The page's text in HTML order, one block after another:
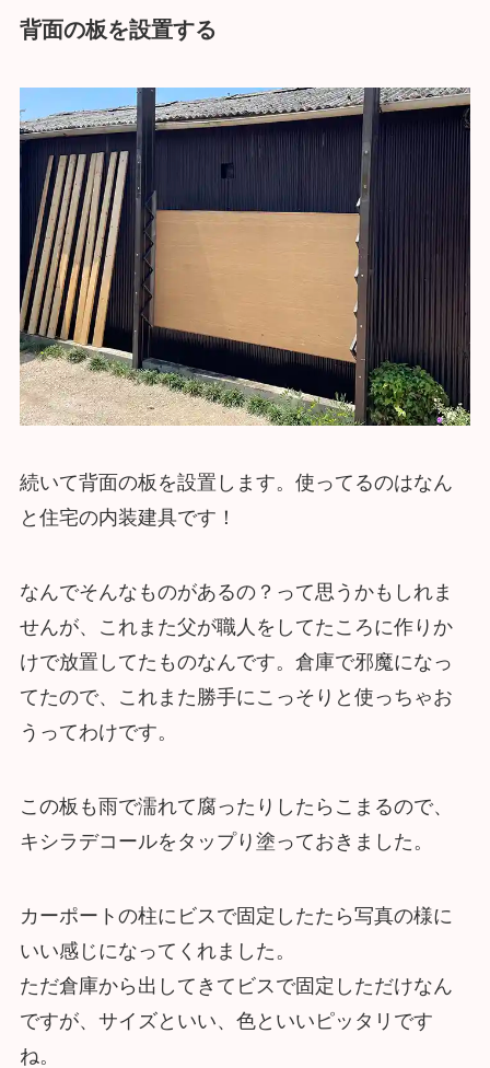
背面の板を設置する
続いて背面の板を設置します。使ってるのはなん
と住宅の内装建具です！
なんでそんなものがあるの？って思うかもしれま
せんが、これまた父が職人をしてたころに作りか
けで放置してたものなんです。倉庫で邪魔になっ
てたので、これまた勝手にこっそりと使っちゃお
うってわけです。
この板も雨で濡れて腐ったりしたらこまるので、
キシラデコールをタップり塗っておきました。
カーポートの柱にビスで固定したたら写真の様に
いい感じになってくれました。
ただ倉庫から出してきてビスで固定しただけなん
ですが、サイズといい、色といいピッタリです
ね。